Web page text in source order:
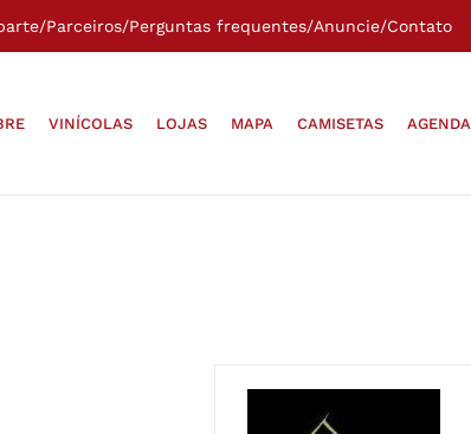
/Parceiros/Perguntas frequentes/Anuncie/Contato
VINÍCOLAS LOJAS MAPA CAMISETAS AGENDA